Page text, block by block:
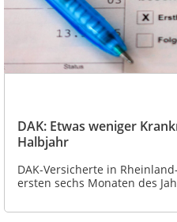
DAK: Etwas weniger
Halbjahr
DAK-Versicherte in
ersten sechs Monaten des